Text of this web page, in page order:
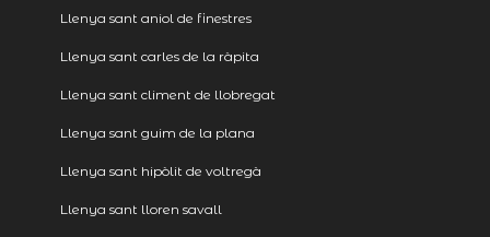
Llenya sant aniol de finestres
Llenya sant carles de la ràpita
Llenya sant climent de llobregat
Llenya sant guim de la plana
Llenya sant hipòlit de voltregà
Llenya sant lloren savall